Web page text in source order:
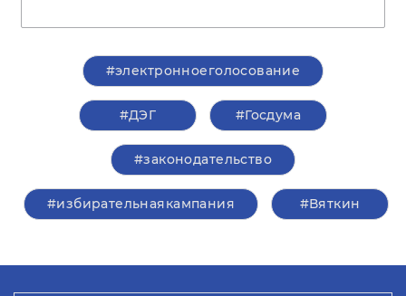
#электронноеголосование
#ДЭГ #Госдума
#законодательство
#избирательнаякампания #Вяткин